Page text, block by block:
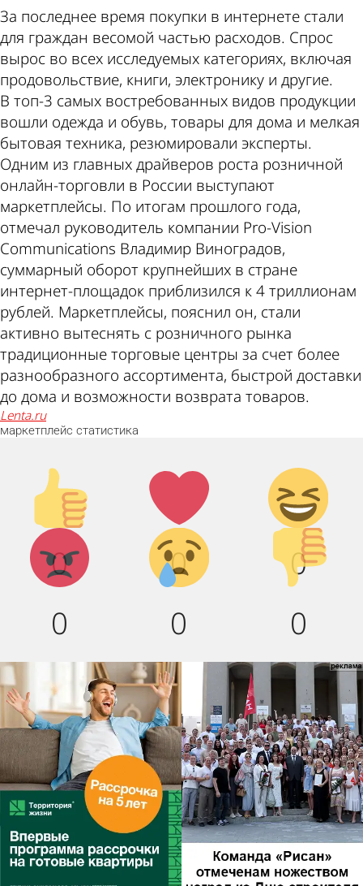
За последнее время покупки в интернете стали
для граждан весомой частью расходов. Спрос
вырос во всех исследуемых категориях, включая
продовольствие, книги, электронику и другие.
В топ-3 самых востребованных видов продукции
вошли одежда и обувь, товары для дома и мелкая
бытовая техника, резюмировали эксперты.
Одним из главных драйверов роста розничной
онлайн-торговли в России выступают
маркетплейсы. По итогам прошлого года,
отмечал руководитель компании Pro-Vision
Communications Владимир Виноградов,
суммарный оборот крупнейших в стране
интернет-площадок приблизился к 4 триллионам
рублей. Маркетплейсы, пояснил он, стали
активно вытеснять с розничного рынка
традиционные торговые центры за счет более
разнообразного ассортимента, быстрой доставки
до дома и возможности возврата товаров.
lenta.ru
маркетплейс статистика
Палец
вверх!
0
Лайк!
0
Дикий
смех!
0
Агрессия!
0
Грусть :(
0
Палец
вниз!
0